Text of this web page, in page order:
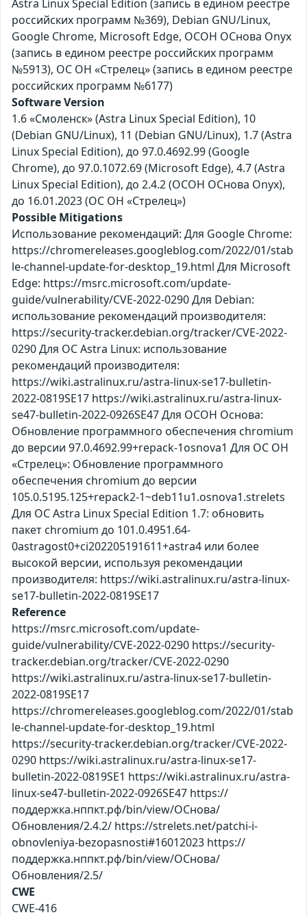
Astra Linux Special Edition (запись в едином реестре
российских программ №369), Debian GNU/Linux,
Google Chrome, Microsoft Edge, ОСОН ОСнова Оnyx
(запись в едином реестре российских программ
№5913), ОС ОН «Стрелец» (запись в едином реестре
российских программ №6177)
Software Version
1.6 «Смоленск» (Astra Linux Special Edition), 10
(Debian GNU/Linux), 11 (Debian GNU/Linux), 1.7 (Astra
Linux Special Edition), до 97.0.4692.99 (Google
Chrome), до 97.0.1072.69 (Microsoft Edge), 4.7 (Astra
Linux Special Edition), до 2.4.2 (ОСОН ОСнова Оnyx),
до 16.01.2023 (ОС ОН «Стрелец»)
Possible Mitigations
Использование рекомендаций: Для Google Chrome:
https://chromereleases.googleblog.com/2022/01/stab
le-channel-update-for-desktop_19.html Для Microsoft
Edge: https://msrc.microsoft.com/update-
guide/vulnerability/CVE-2022-0290 Для Debian:
использование рекомендаций производителя:
https://security-tracker.debian.org/tracker/CVE-2022-
0290 Для ОС Astra Linux: использование
рекомендаций производителя:
https://wiki.astralinux.ru/astra-linux-se17-bulletin-
2022-0819SE17 https://wiki.astralinux.ru/astra-linux-
se47-bulletin-2022-0926SE47 Для ОСОН Основа:
Обновление программного обеспечения chromium
до версии 97.0.4692.99+repack-1osnova1 Для ОС ОН
«Стрелец»: Обновление программного
обеспечения chromium до версии
105.0.5195.125+repack2-1~deb11u1.osnova1.strelets
Для ОС Astra Linux Special Edition 1.7: обновить
пакет chromium до 101.0.4951.64-
0astragost0+ci202205191611+astra4 или более
высокой версии, используя рекомендации
производителя: https://wiki.astralinux.ru/astra-linux-
se17-bulletin-2022-0819SE17
Reference
https://msrc.microsoft.com/update-
guide/vulnerability/CVE-2022-0290 https://security-
tracker.debian.org/tracker/CVE-2022-0290
https://wiki.astralinux.ru/astra-linux-se17-bulletin-
2022-0819SE17
https://chromereleases.googleblog.com/2022/01/stab
le-channel-update-for-desktop_19.html
https://security-tracker.debian.org/tracker/CVE-2022-
0290 https://wiki.astralinux.ru/astra-linux-se17-
bulletin-2022-0819SE1 https://wiki.astralinux.ru/astra-
linux-se47-bulletin-2022-0926SE47 https://
поддержка.нппкт.рф/bin/view/ОСнова/
Обновления/2.4.2/ https://strelets.net/patchi-i-
obnovleniya-bezopasnosti#16012023 https://
поддержка.нппкт.рф/bin/view/ОСнова/
Обновления/2.5/
CWE
CWE-416